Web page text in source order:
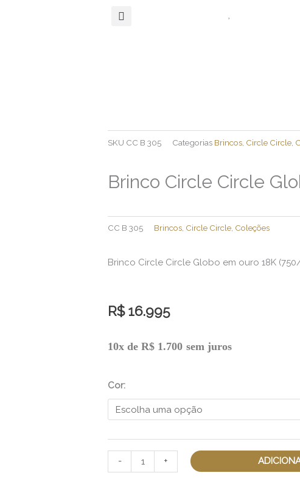
SKU CC B 305 Categorias Brincos Circle Circle
Brinco Circle Circle
CC B 305 Brincos, Circle Circle, Coleções
Brinco Circle Circle Globo em ouro 18K
R$ 16.995
10x de R$ 1.700 sem juros
Cor:
-
Brinco
Circle
quantidade
+